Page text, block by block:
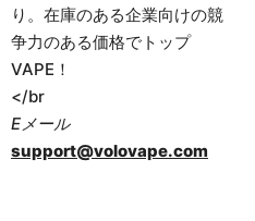
り。在庫のある企業向けの競
争力のある価格でトップ
VAPE！
</br
Eメール
support@volovape.com